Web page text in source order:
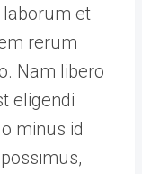
laborum et
rerum
Nam libero
eligendi
minus id